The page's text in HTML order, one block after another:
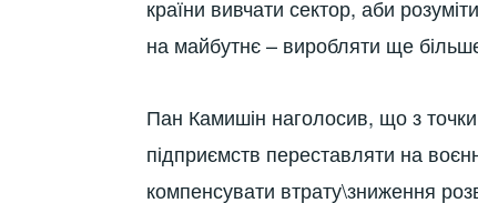
країни вивчати сектор, аби
на майбутнє – виробляти ще
Пан Камишін наголосив, що з
підприємств переставляти на
компенсувати втрату\зниження